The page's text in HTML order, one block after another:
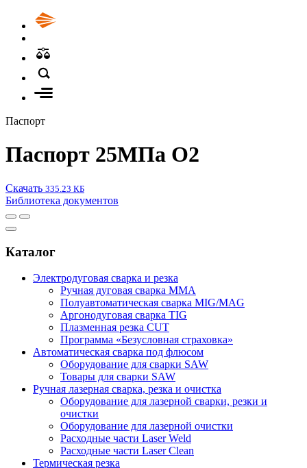
Паспорт
Паспорт 25МПа О2
Скачать 335.23 КБ
Библиотека документов
Каталог
Электродуговая сварка и резка
Ручная дуговая сварка MMA
Полуавтоматическая сварка MIG/MAG
Аргонодуговая сварка TIG
Плазменная резка CUT
Программа «Безусловная страховка»
Автоматическая сварка под флюсом
Оборудование для сварки SAW
Товары для сварки SAW
Ручная лазерная сварка, резка и очистка
Оборудование для лазерной сварки, резки и
очистки
Оборудование для лазерной очистки
Расходные части Laser Weld
Расходные части Laser Clean
Термическая резка